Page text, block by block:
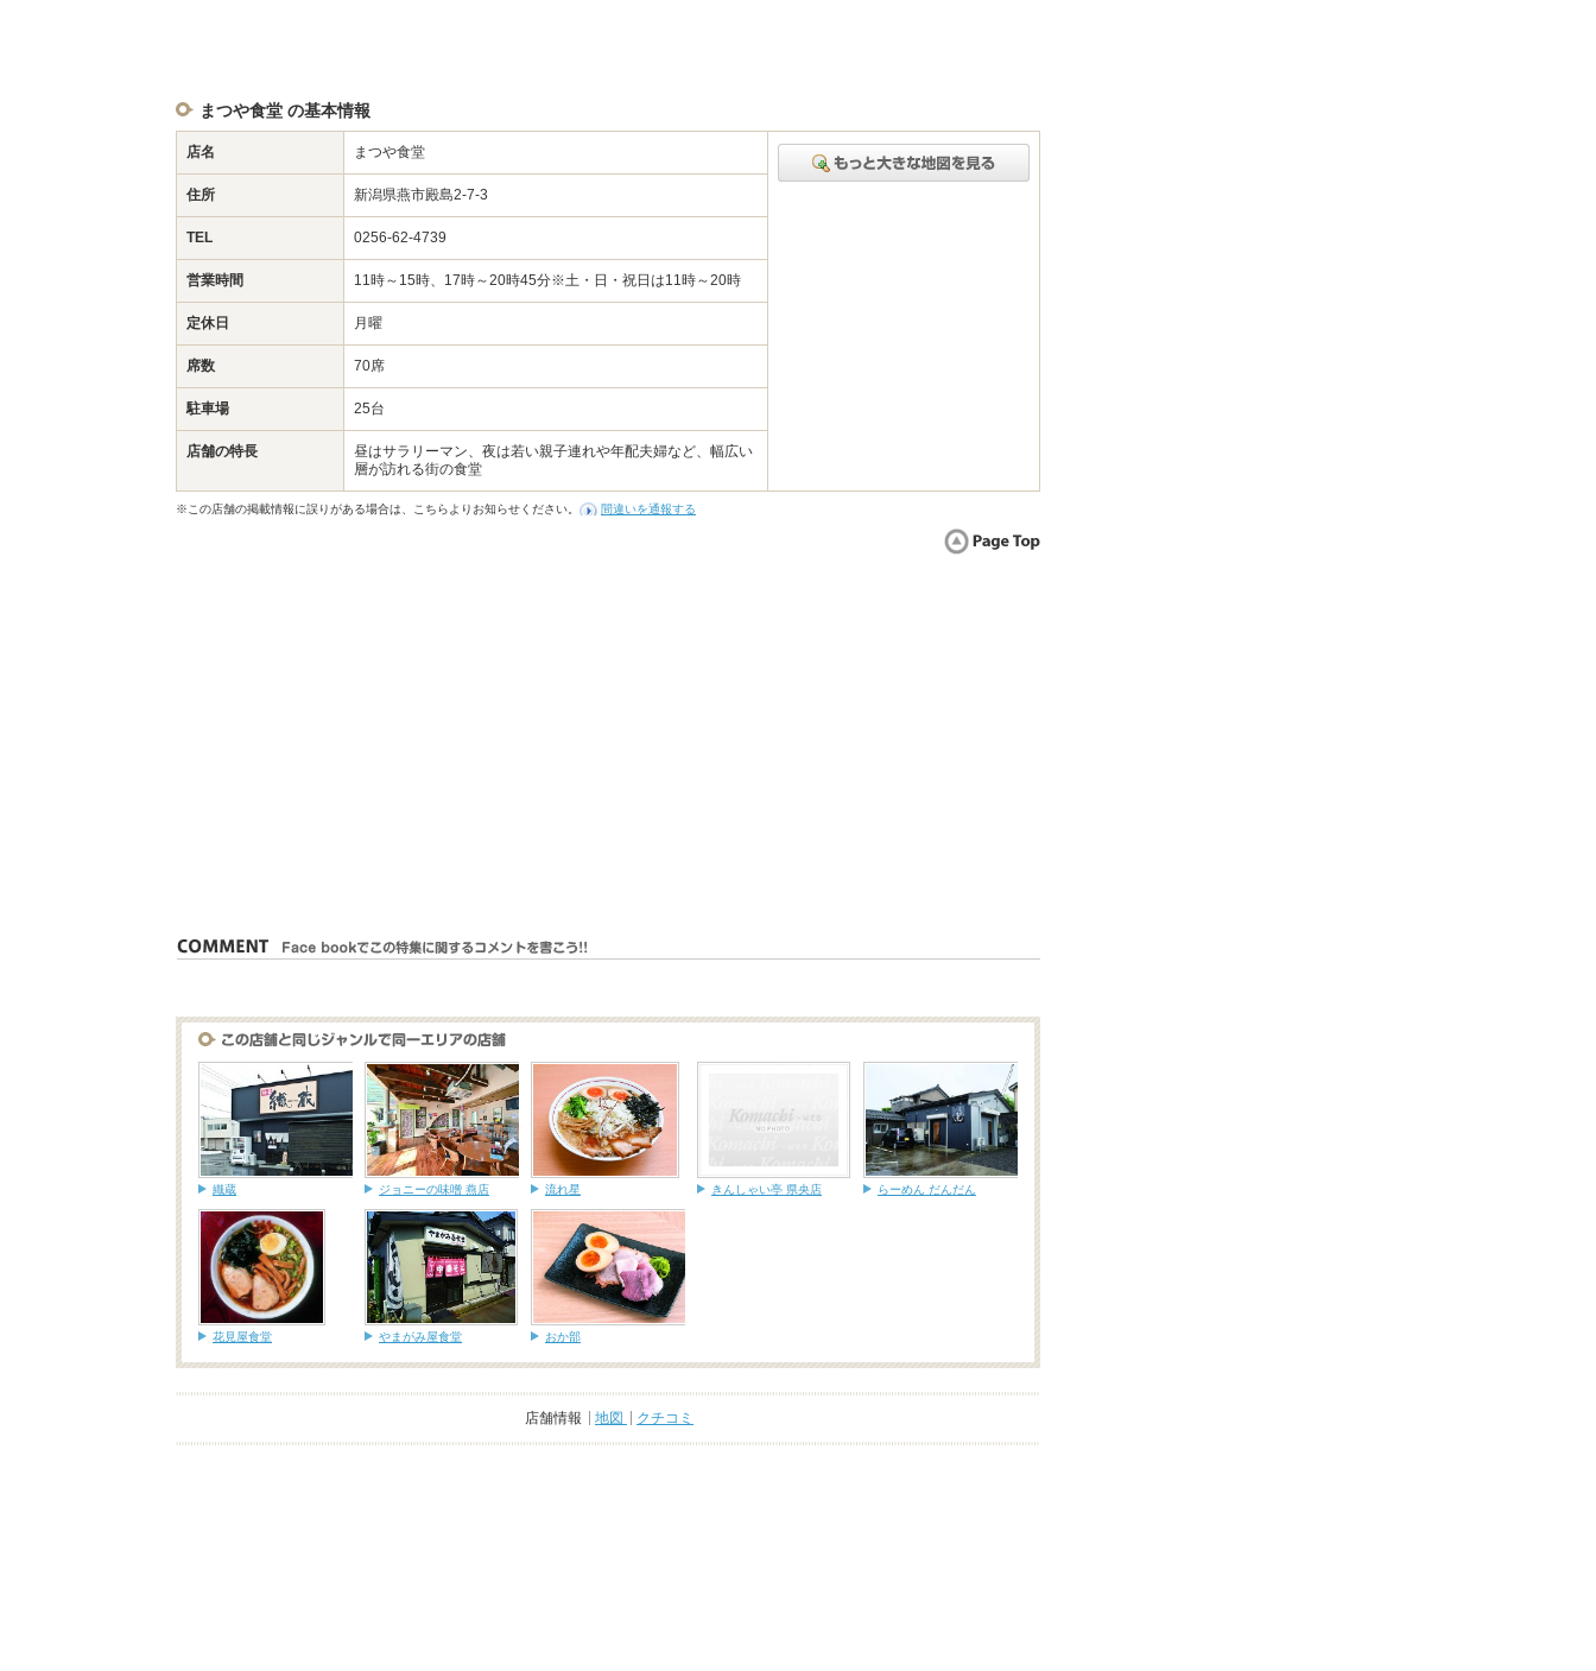
まつや食堂 の基本情報
店名 まつや食堂
住所 新潟県燕市殿島2-7-3
TEL 0256-62-4739
営業時間 11時～15時、17時～20時45分※土・日・祝日は11時～20時
定休日 月曜
席数 70席
駐車場 25台
店舗の特長
昼はサラリーマン、夜は若い親子連れや年配夫婦など、幅広い
層が訪れる街の食堂
※この店舗の掲載情報に誤りがある場合は、こちらよりお知らせください。 間違いを通報する
織蔵 ジョニーの味噌 燕店 流れ星 きんしゃい亭 県央店 らーめん だんだん
花見屋食堂 やまがみ屋食堂 おか部
店舗情報 地図 クチコミ